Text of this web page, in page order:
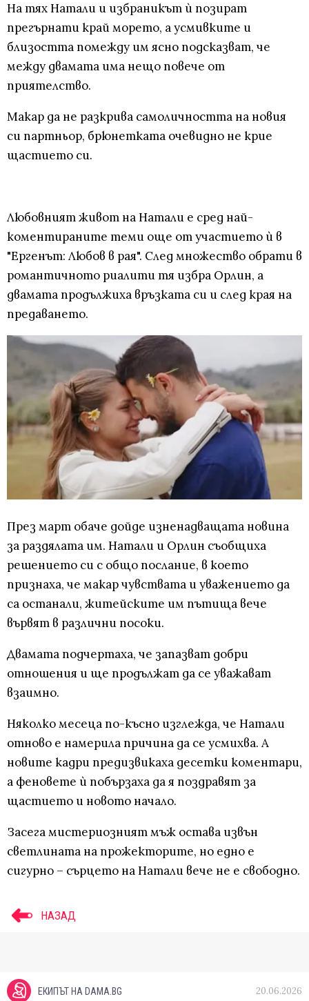
На тях Натали и избраникът ѝ позират
прегърнати край морето, а усмивките и
близостта помежду им ясно подсказват, че
между двамата има нещо повече от
приятелство.
Макар да не разкрива самоличността на новия
си партньор, брюнетката очевидно не крие
щастието си.
Любовният живот на Натали е сред най-
коментираните теми още от участието ѝ в
"Ергенът: Любов в рая". След множество обрати в
романтичното риалити тя избра Орлин, а
двамата продължиха връзката си и след края на
предаването.
През март обаче дойде изненадващата новина
за раздялата им. Натали и Орлин съобщиха
решението си с общо послание, в което
признаха, че макар чувствата и уважението да
са останали, житейските им пътища вече
вървят в различни посоки.
Двамата подчертаха, че запазват добри
отношения и ще продължат да се уважават
взаимно.
Няколко месеца по-късно изглежда, че Натали
отново е намерила причина да се усмихва. А
новите кадри предизвикаха десетки коментари,
а феновете ѝ побързаха да я поздравят за
щастието и новото начало.
Засега мистериозният мъж остава извън
светлината на прожекторите, но едно е
сигурно – сърцето на Натали вече не е свободно.
НАЗАД
ЕКИПЪТ НА DAMA.BG 20.06.2026